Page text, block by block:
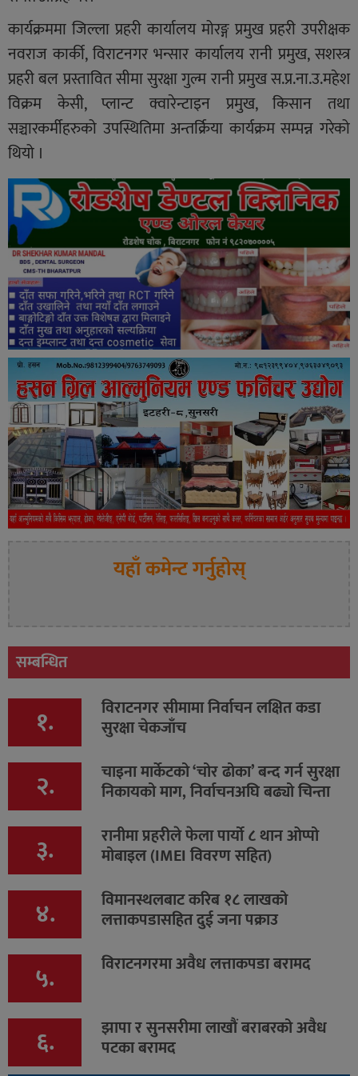
कार्यक्रममा जिल्ला प्रहरी कार्यालय मोरङ्ग प्रमुख प्रहरी उपरीक्षक
नवराज कार्की, विराटनगर भन्सार कार्यालय रानी प्रमुख, सशस्त्र
प्रहरी बल प्रस्तावित सीमा सुरक्षा गुल्म रानी प्रमुख स.प्र.ना.उ.महेश
विक्रम केसी, प्लान्ट क्वारेन्टाइन प्रमुख, किसान तथा
सञ्चारकर्मीहरुको उपस्थितिमा अन्तर्क्रिया कार्यक्रम सम्पन्न गरेको
थियो ।
यहाँ कमेन्ट गर्नुहोस्
सम्बन्धित
१. विराटनगर सीमामा निर्वाचन लक्षित कडा
सुरक्षा चेकजाँच
२. चाइना मार्केटको ‘चोर ढोका’ बन्द गर्न सुरक्षा
निकायको माग, निर्वाचनअघि बढ्यो चिन्ता
३. रानीमा प्रहरीले फेला पार्यो ८ थान ओप्पो
मोबाइल (IMEI विवरण सहित)
४. विमानस्थलबाट करिब १८ लाखको
लत्ताकपडासहित दुई जना पक्राउ
५. विराटनगरमा अवैध लत्ताकपडा बरामद
६. झापा र सुनसरीमा लाखौं बराबरको अवैध
पटका बरामद